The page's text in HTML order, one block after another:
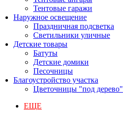
Тентовые гаражи
Наружное освещение
Праздничная подсветка
Светильники уличные
Детские товары
Батуты
Детские домики
Песочницы
Благоустройство участка
Цветочницы "под дерево"
ЕЩЕ